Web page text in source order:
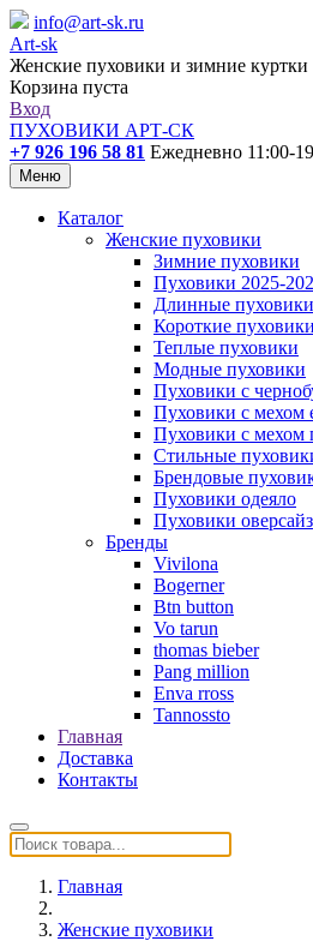
info@art-sk.ru
Art-sk
Женские пуховики и зимние куртки
Корзина пуста
Вход
ПУХОВИКИ АРТ-СК
+7 926 196 58 81 Ежедневно 11:00-
Меню
Каталог
Женские пуховики
Зимние пуховики
Пуховики 2025-
Длинные пуховики
Короткие пуховики
Теплые пуховики
Модные пуховики
Пуховики с
Пуховики с мехом
Пуховики с мехом
Стильные
Брендовые
Пуховики одеяло
Пуховики оверсайз
Бренды
Vivilona
Bogerner
Btn button
Vo tarun
thomas bieber
Pang million
Enva rross
Tannossto
Главная
Доставка
Контакты
Главная
Женские пуховики